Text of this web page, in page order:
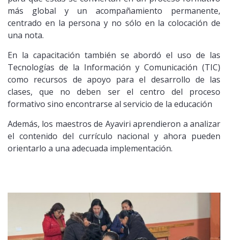
más global y un acompañamiento permanente,
centrado en la persona y no sólo en la colocación de
una nota.
En la capacitación también se abordó el uso de las
Tecnologías de la Información y Comunicación (TIC)
como recursos de apoyo para el desarrollo de las
clases, que no deben ser el centro del proceso
formativo sino encontrarse al servicio de la educación
Además, los maestros de Ayaviri aprendieron a analizar
el contenido del currículo nacional y ahora pueden
orientarlo a una adecuada implementación.